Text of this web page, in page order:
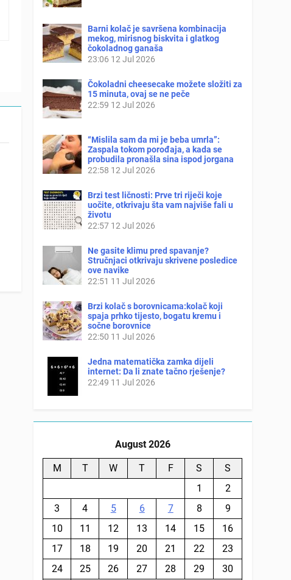
Barni kolač je savršena kombinacija
mekog, mirisnog biskvita i glatkog
čokoladnog ganaša
23:06 12 Jul 2026
Čokoladni cheesecake možete složiti za
15 minuta, ovaj se ne peče
22:59 12 Jul 2026
“Mislila sam da mi je beba umrla”:
Zaspala tokom porođaja, a kada se
probudila pronašla sina ispod jorgana
22:58 12 Jul 2026
Brzi test ličnosti: Prve tri riječi koje
uočite, otkrivaju šta vam najviše fali u
životu
22:57 12 Jul 2026
Ne gasite klimu pred spavanje?
Stručnjaci otkrivaju skrivene posledice
ove navike
22:51 11 Jul 2026
Brzi kolač s borovnicama:kolač koji
spaja prhko tijesto, bogatu kremu i
sočne borovnice
22:50 11 Jul 2026
Jedna matematička zamka dijeli
internet: Da li znate tačno rješenje?
22:49 11 Jul 2026
August 2026
M T W T F S
S
1
2
3
4 5 6 7 8
9
10
11 12 13 14 15
16
17
18 19 20 21 22
23
24
25 26 27 28 29 30